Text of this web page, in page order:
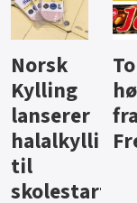
Knalltall
for Açai
Bowl
bli
i